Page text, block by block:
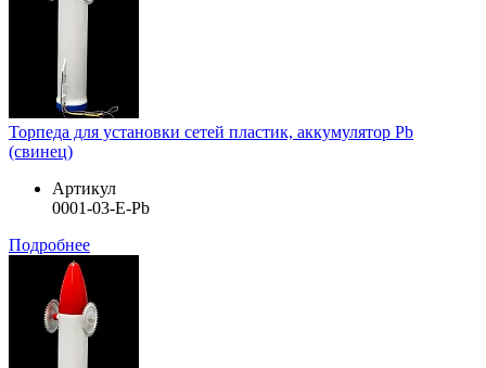
Торпеда для установки сетей пластик, аккумулятор Pb
(свинец)
Артикул
0001-03-E-Pb
Подробнее